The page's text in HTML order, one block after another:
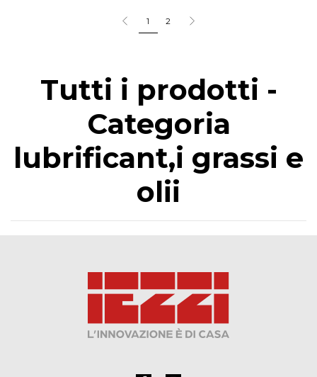
1 2
Tutti i prodotti -
Categoria
lubrificant,i grassi e
olii